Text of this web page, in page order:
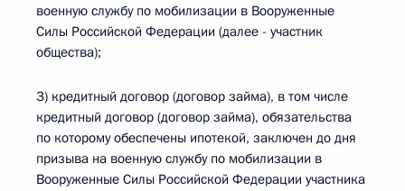
военную службу по мобилизации в Вооруженные
Силы Российской Федерации (далее - участник
общества);
3) кредитный договор (договор займа), в том числе
кредитный договор (договор займа), обязательства
по которому обеспечены ипотекой, заключен до дня
призыва на военную службу по мобилизации в
Вооруженные Силы Российской Федерации участника